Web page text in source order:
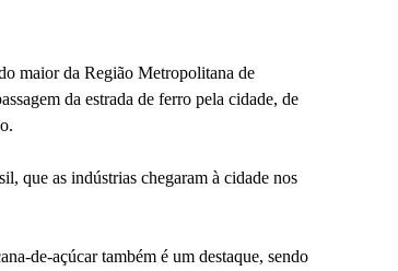
maior da Região Metropolitana de
da estrada de ferro pela cidade, de
que as indústrias chegaram à cidade nos
de-açúcar também é um destaque, sendo